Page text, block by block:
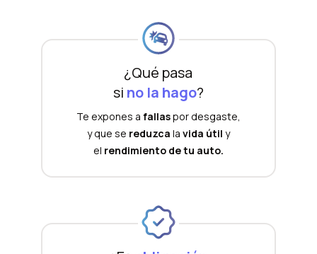
¿Qué pasa
si no la hago?
Te expones a fallaspor desgaste,
y que se reduzca la vida útil y
el rendimiento de tu auto.